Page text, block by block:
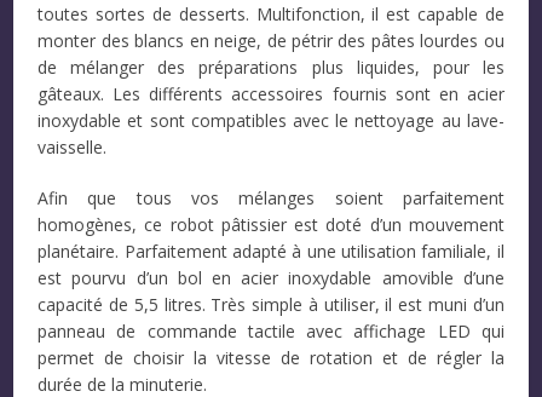
toutes sortes de desserts. Multifonction, il est capable de
monter des blancs en neige, de pétrir des pâtes lourdes ou
de mélanger des préparations plus liquides, pour les
gâteaux. Les différents accessoires fournis sont en acier
inoxydable et sont compatibles avec le nettoyage au lave-
vaisselle.
Afin que tous vos mélanges soient parfaitement
homogènes, ce robot pâtissier est doté d’un mouvement
planétaire. Parfaitement adapté à une utilisation familiale, il
est pourvu d’un bol en acier inoxydable amovible d’une
capacité de 5,5 litres. Très simple à utiliser, il est muni d’un
panneau de commande tactile avec affichage LED qui
permet de choisir la vitesse de rotation et de régler la
durée de la minuterie.